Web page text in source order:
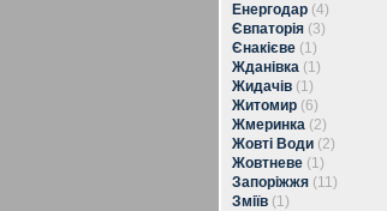
Енергодар (4)
Євпаторія (3)
Єнакієве (1)
Жданівка (1)
Жидачів (1)
Житомир (6)
Жмеринка (2)
Жовті Води (2)
Жовтневе (1)
Запоріжжя (11)
Зміїв (1)